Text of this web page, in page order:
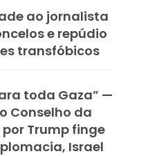
ao jornalista
e repúdio
transfóbicos
toda Gaza” —
Conselho da
Trump finge
Israel